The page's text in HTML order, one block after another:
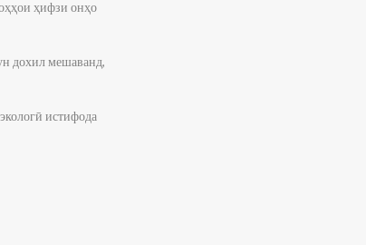
ҳифзи онҳо
дохил мешаванд,
истифода